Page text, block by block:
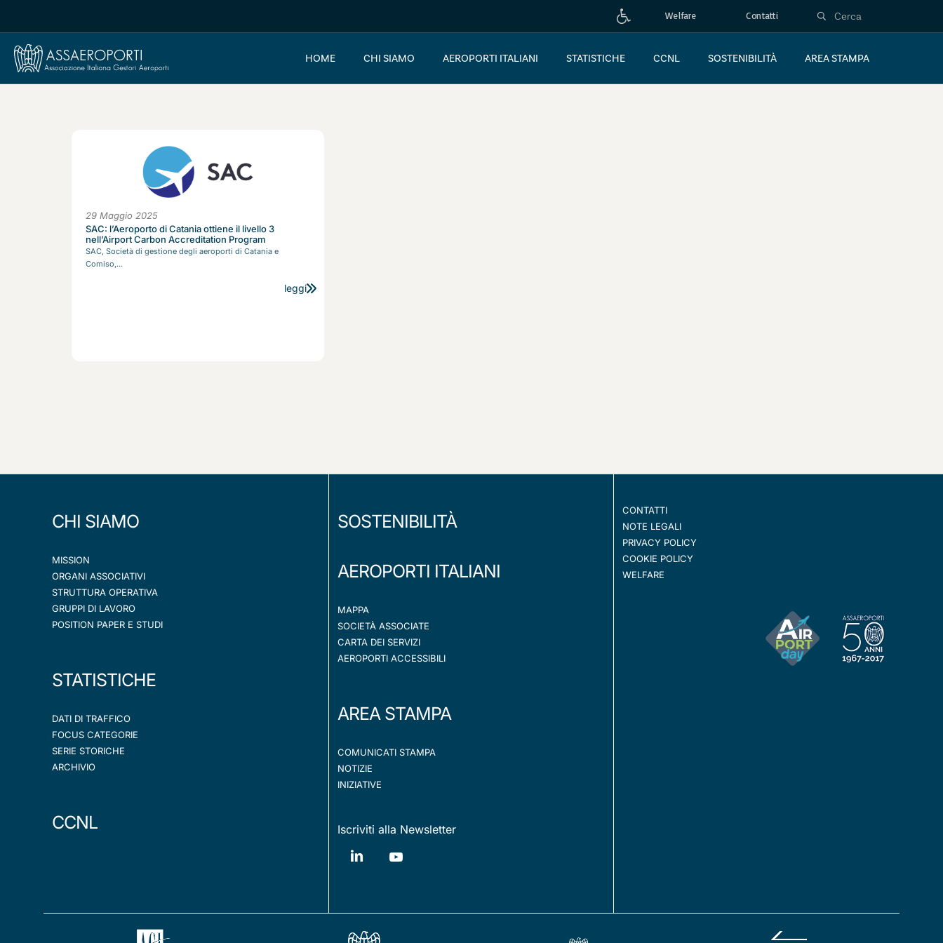
Welfare Contatti
HOME CHI SIAMO AEROPORTI ITALIANI STATISTICHE CCNL SOSTENIBILITÀ AREA STAMPA
29 Maggio 2025
SAC: l’Aeroporto di Catania ottiene il livello 3
nell’Airport Carbon Accreditation Program
SAC, Società di gestione degli aeroporti di Catania e
Comiso,...
leggi
CHI SIAMO
MISSION
ORGANI ASSOCIATIVI
STRUTTURA OPERATIVA
GRUPPI DI LAVORO
POSITION PAPER E STUDI
STATISTICHE
DATI DI TRAFFICO
FOCUS CATEGORIE
SERIE STORICHE
ARCHIVIO
CCNL
SOSTENIBILITÀ
AEROPORTI ITALIANI
MAPPA
SOCIETÀ ASSOCIATE
CARTA DEI SERVIZI
AEROPORTI ACCESSIBILI
AREA STAMPA
COMUNICATI STAMPA
NOTIZIE
INIZIATIVE
Iscriviti alla Newsletter
CONTATTI
NOTE LEGALI
PRIVACY POLICY
COOKIE POLICY
WELFARE